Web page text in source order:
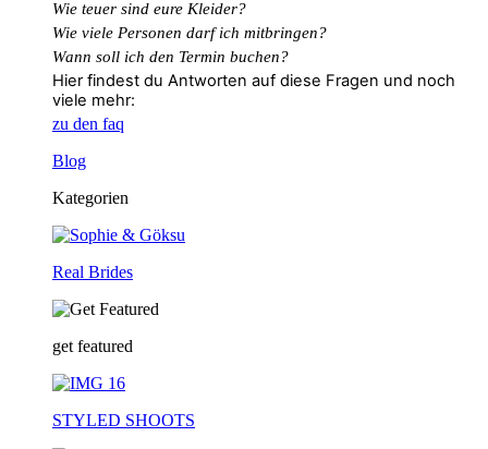
Wie teuer sind eure Kleider?
Wie viele Personen darf ich mitbringen?
Wann soll ich den Termin buchen?
Hier findest du Antworten auf diese Fragen und noch
viele mehr:
zu den faq
Blog
Kategorien
Real Brides
get featured
STYLED SHOOTS